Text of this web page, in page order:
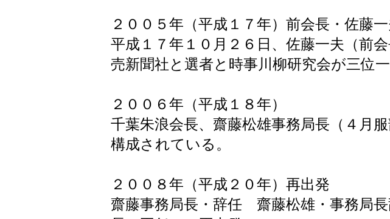
２００５年（平成１７年）前会長・佐藤一
平成１７年１０月２６日、佐藤一夫（前
売新聞社と選者と時事川柳研究会が三位
２００６年（平成１８年）
千葉朱浪会長、齋藤松雄事務局長（４月
構成されている。
２００８年（平成２０年）再出発
齋藤事務局長・辞任 齋藤松雄・事務局